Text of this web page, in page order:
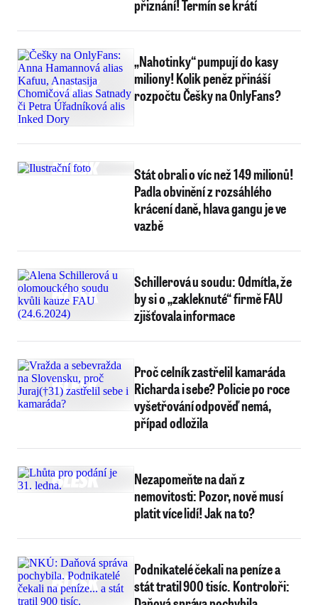
přiznání! Termín se krátí
„Nahotinky“ pumpují do kasy
miliony! Kolik peněz přináší
rozpočtu Češky na OnlyFans?
Stát obrali o víc než 149 milionů!
Padla obvinění z rozsáhlého
krácení daně, hlava gangu je ve
vazbě
Schillerová u soudu: Odmítla, že
by si o „zakleknuté“ firmě FAU
zjišťovala informace
Proč celník zastřelil kamaráda
Richarda i sebe? Policie po roce
vyšetřování odpověď nemá,
případ odložila
Nezapomeňte na daň z
nemovitosti: Pozor, nově musí
platit více lidí! Jak na to?
Podnikatelé čekali na peníze a
stát tratil 900 tisíc. Kontroloři: